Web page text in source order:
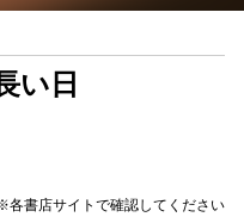
い日
各書店サイトで確認してください